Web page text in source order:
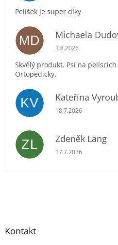
Pelíšek je super díky
MD Michaela
Hodnocení
3.8.2026
Skvělý produkt. Psí na
Ortopedicky.
KV Kateřina
Hodnocení
18.7.2026
ZL Zdeněk Lang
Hodnocení
17.7.2026
Z
Kontakt